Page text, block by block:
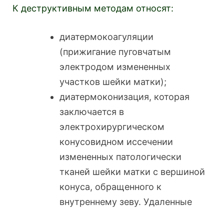
К деструктивным методам относят:
диатермокоагуляции
(прижигание пуговчатым
электродом измененных
участков шейки матки);
диатермоконизация, которая
заключается в
электрохирургическом
конусовидном иссечении
измененных патологически
тканей шейки матки с вершиной
конуса, обращенного к
внутреннему зеву. Удаленные